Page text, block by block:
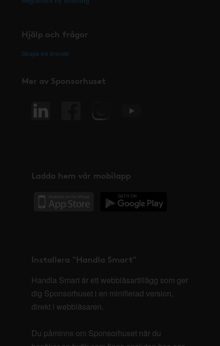
Hjälp och frågor
Skapa ett ärende
Mer av Sponsorhuset
Ladda hem vår mobilapp
Installera "Handla Smart"
Handla Smart är ett webbläsartillägg som ger
dig Sponsorhuset i en minifierad version,
direkt i webbläsaren.
Du påminns om Sponsorhuset när du